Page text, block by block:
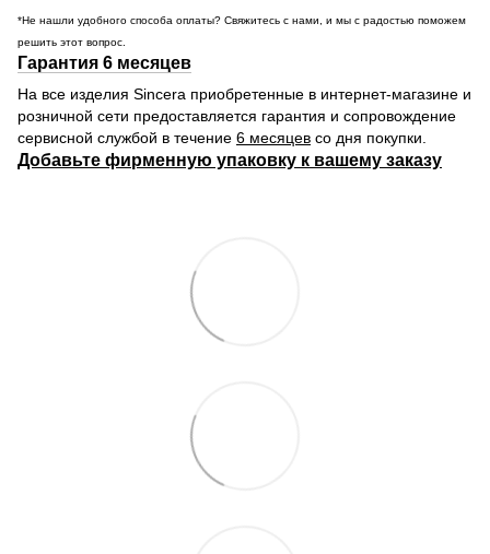
*Не нашли удобного способа оплаты? Свяжитесь с нами, и мы с радостью поможем
решить этот вопрос.
Гарантия 6 месяцев
На все изделия Sincera приобретенные в интернет-магазине и
розничной сети предоставляется гарантия и сопровождение
сервисной службой в течение 6 месяцев со дня покупки.
Добавьте фирменную упаковку к вашему заказу